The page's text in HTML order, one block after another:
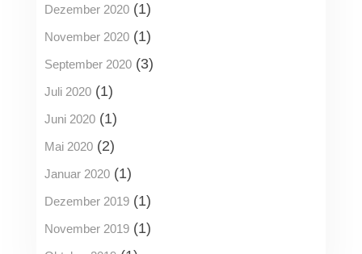
Dezember 2020(1)
November 2020(1)
September 2020(3)
Juli 2020(1)
Juni 2020(1)
Mai 2020(2)
Januar 2020(1)
Dezember 2019(1)
November 2019(1)